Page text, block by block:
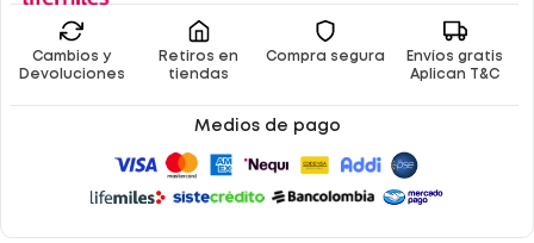
Cambios y
Devoluciones
Retiros en
tiendas
Compra segura
Envíos gratis
Aplican T&C
Medios de pago